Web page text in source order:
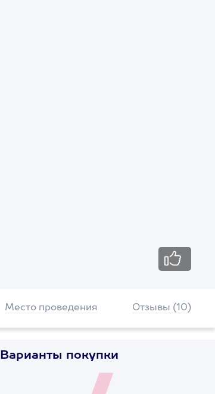
Место проведения Отзывы (10)
Варианты покупки